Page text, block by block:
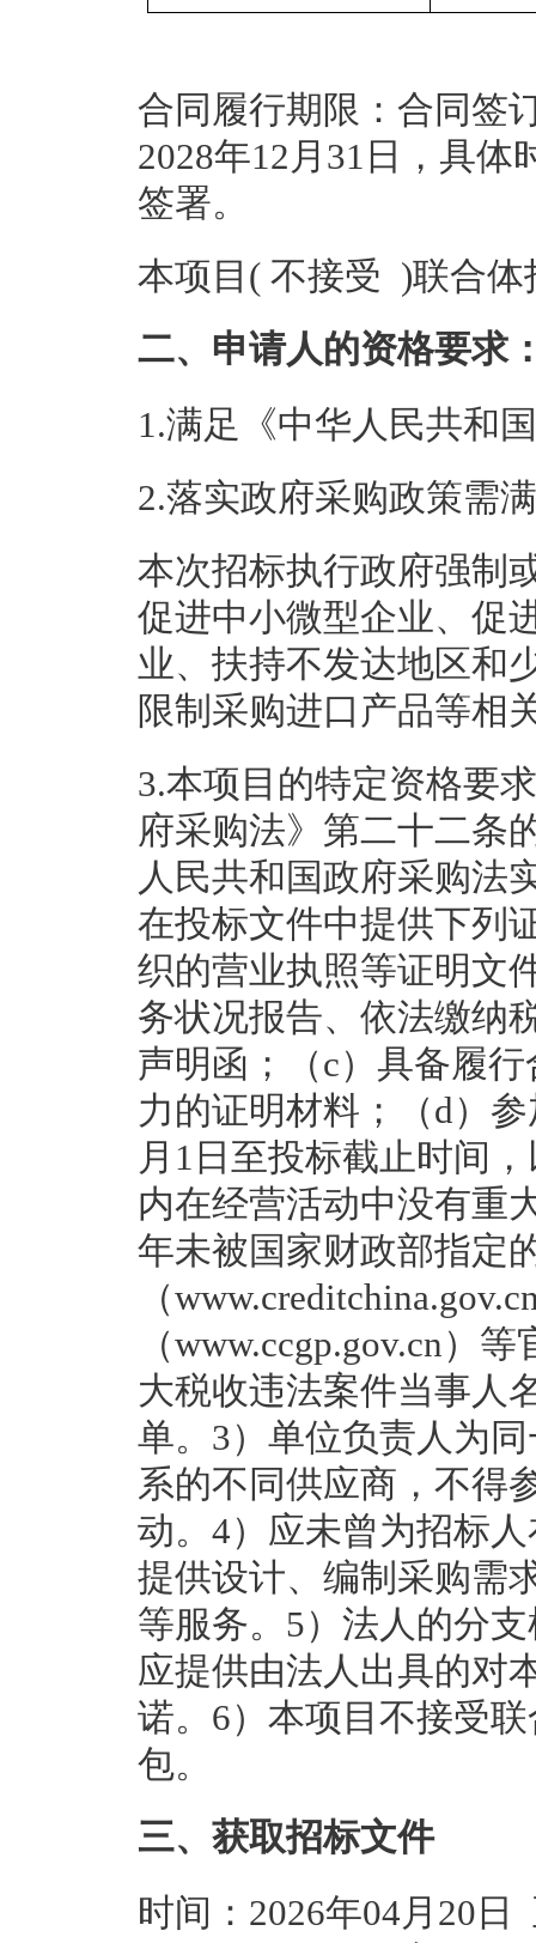
合同履行期限：合同签
2028年12月31日，具
签署。
本项目( 不接受 )联合体
二、申请人的资格要求
1.满足《中华人民共和
2.落实政府采购政策需
本次招标执行政府强制
促进中小微型企业、促
业、扶持不发达地区和
限制采购进口产品等相
3.本项目的特定资格要
府采购法》第二十二条
人民共和国政府采购法
在投标文件中提供下列
织的营业执照等证明文
务状况报告、依法缴纳
声明函；（c）具备履
力的证明材料；（d）
月1日至投标截止时间
内在经营活动中没有重
年未被国家财政部指定
（
（www.ccgp.gov.cn）
大税收违法案件当事人
单。3）单位负责人为
系的不同供应商，不得
动。4）应未曾为招标
提供设计、编制采购需
等服务。5）法人的分
应提供由法人出具的对
诺。6）本项目不接受
包。
三、获取招标文件
时间：2026年04月20